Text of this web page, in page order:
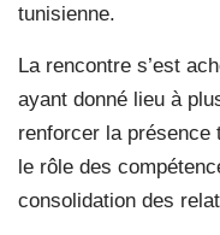
tunisienne.
La rencontre s’est
ayant donné lieu à
renforcer la présence
le rôle des
consolidation des